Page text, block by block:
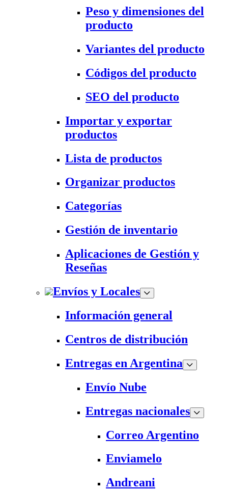
Peso y dimensiones del
producto
Variantes del producto
Códigos del producto
SEO del producto
Importar y exportar
productos
Lista de productos
Organizar productos
Categorías
Gestión de inventario
Aplicaciones de Gestión y
Reseñas
Envíos y Locales
Información general
Centros de distribución
Entregas en Argentina
Envío Nube
Entregas nacionales
Correo Argentino
Enviamelo
Andreani